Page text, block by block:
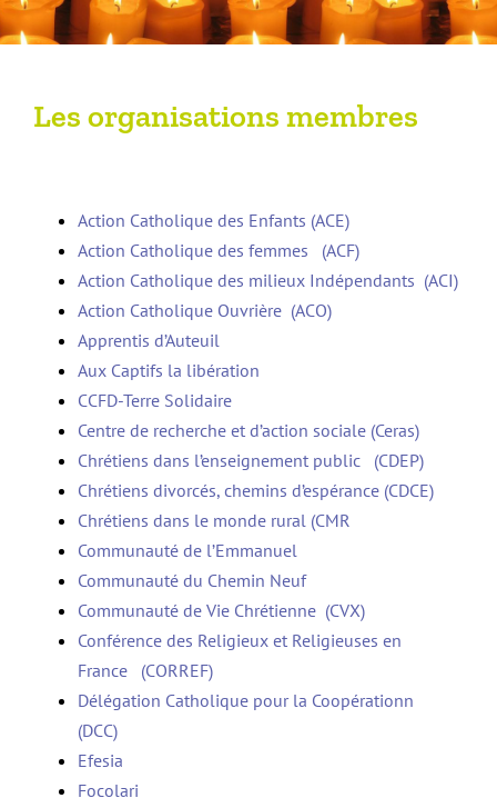
Les organisations membres
Action Catholique des Enfants (ACE)
Action Catholique des femmes (ACF)
Action Catholique des milieux Indépendants (ACI)
Action Catholique Ouvrière (ACO)
Apprentis d’Auteuil
Aux Captifs la libération
CCFD-Terre Solidaire
Centre de recherche et d’action sociale (Ceras)
Chrétiens dans l’enseignement public (CDEP)
Chrétiens divorcés, chemins d’espérance (CDCE)
Chrétiens dans le monde rural (CMR
Communauté de l’Emmanuel
Communauté du Chemin Neuf
Communauté de Vie Chrétienne (CVX)
Conférence des Religieux et Religieuses en
France (CORREF)
Délégation Catholique pour la Coopérationn
(DCC)
Efesia
Focolari